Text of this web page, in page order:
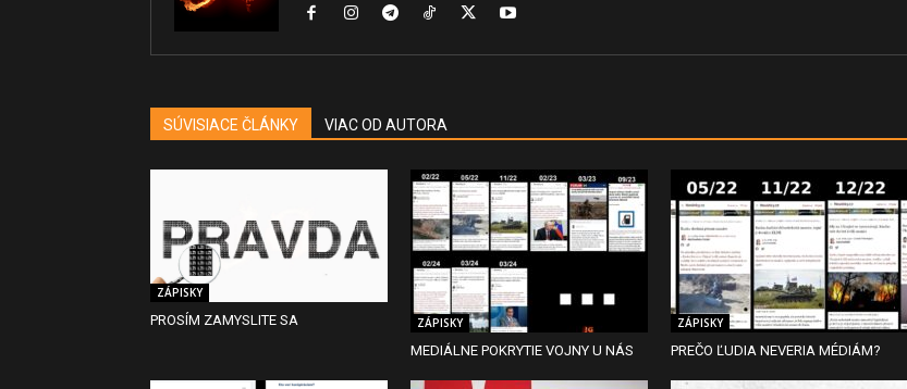
SÚVISIACE ČLÁNKY VIAC OD AUTORA
ZÁPISKY
PROSÍM ZAMYSLITE SA ZÁPISKY
MEDIÁLNE POKRYTIE VOJNY U NÁS
ZÁPISKY
PREČO ĽUDIA NEVERIA MÉDIÁM?